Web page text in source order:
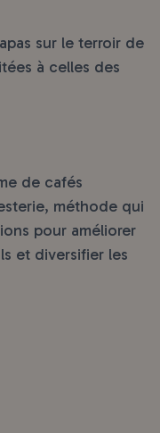
sur le terroir de
à celles des
de cafés
méthode qui
pour améliorer
et diversifier les